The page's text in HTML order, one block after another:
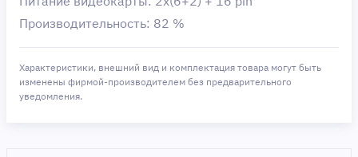
Производительность: 82 %
Характеристики, внешний вид и комплектация товара могут быть
изменены фирмой-производителем без предварительного
уведомления.